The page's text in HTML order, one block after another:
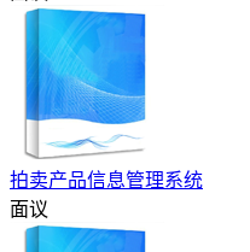
拍卖产品信息管理系统
面议